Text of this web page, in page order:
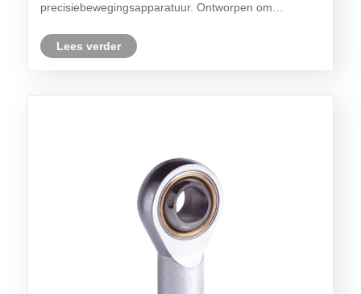
precisiebewegingsapparatuur. Ontworpen om
terwijl de structurele stabiliteit behouden blijft, zorgen
Lees verder